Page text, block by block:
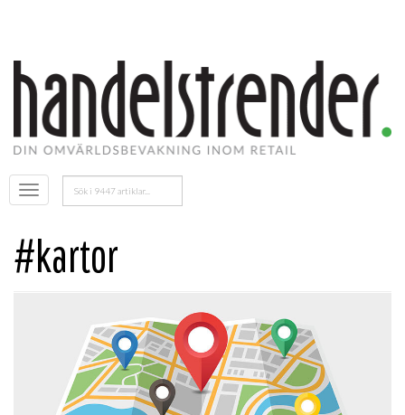
Öppna
menyn
Sök
efter:
#kartor